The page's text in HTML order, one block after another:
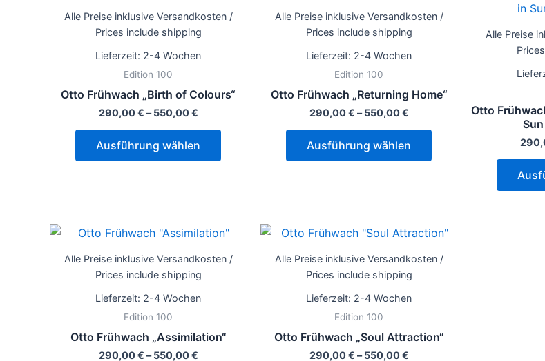
Alle Preise inklusive Versandkosten /
Prices include shipping
Lieferzeit: 2-4 Wochen
Edition 100
Otto Frühwach „Birth of Colours“
290,00€ –550,00€
Ausführung wählen
weist
Die
können
Alle Preise inklusive Versandkosten /
Prices include shipping
Lieferzeit: 2-4 Wochen
Edition 100
Otto Frühwach „Returning Home“
290,00€ –550,00€
Ausführung wählen
weist
Die
Optionen
können
Produktseite
Alle Preise
Otto
Alle Preise inklusive Versandkosten /
Prices include shipping
Lieferzeit: 2-4 Wochen
Edition 100
Otto Frühwach „Assimilation“
290,00€ –550,00€
Dieses
weist
Die
Alle Preise inklusive Versandkosten /
Prices include shipping
Lieferzeit: 2-4 Wochen
Edition 100
Otto Frühwach „Soul Attraction“
290,00€ –550,00€
Dieses
weist
Die